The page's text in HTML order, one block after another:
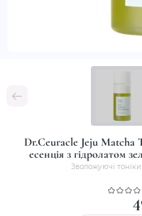
Dr.Ceuracle Jeju Matcha
есенція з гідролатом
Зволожуючі